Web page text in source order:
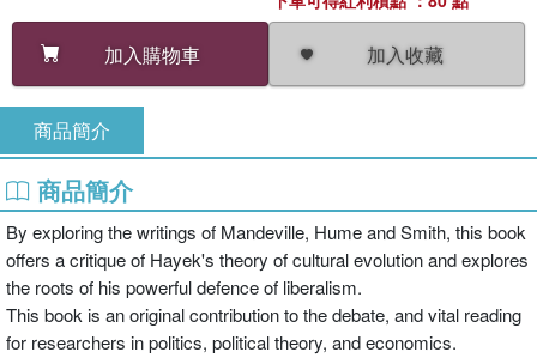
加入購物車 加入收藏
商品簡介
商品簡介
By exploring the writings of Mandeville, Hume and Smith, this book
offers a critique of Hayek's theory of cultural evolution and explores
the roots of his powerful defence of liberalism.
This book is an original contribution to the debate, and vital reading
for researchers in politics, political theory, and economics.